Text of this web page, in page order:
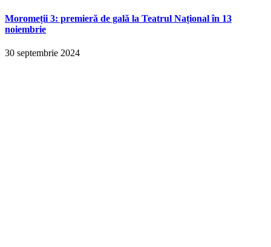
Moromeții 3: premieră de gală la Teatrul Național în 13
noiembrie
30 septembrie 2024